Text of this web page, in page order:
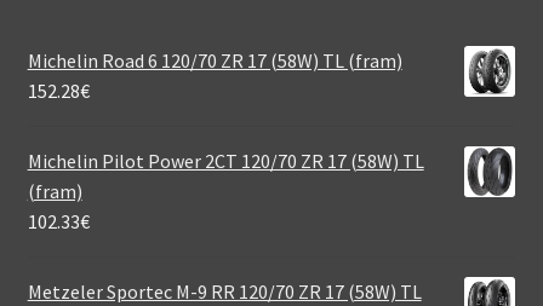
Michelin Road 6 120/70 ZR 17 (58W) TL (fram)
152.28€
Michelin Pilot Power 2CT 120/70 ZR 17 (58W) TL
(fram)
102.33€
Metzeler Sportec M-9 RR 120/70 ZR 17 (58W) TL